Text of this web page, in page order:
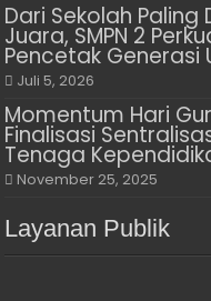
Dari Sekolah
Juara, SMPN 2
Pencetak Generasi
Juli 5, 2026
Momentum Hari
Finalisasi
Tenaga
November 25, 2025
Layanan Publik